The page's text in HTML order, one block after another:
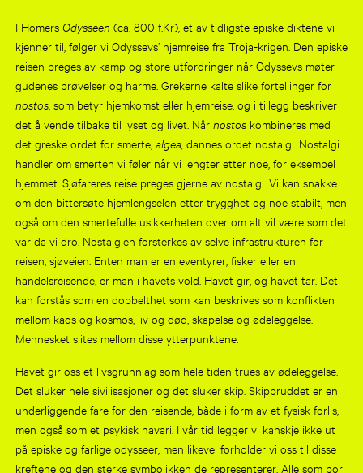
I Homers Odysseen (ca. 800 f.Kr), et av tidligste episke diktene vi
kjenner til, følger vi Odyssevs’ hjemreise fra Troja-krigen. Den episke
reisen preges av kamp og store utfordringer når Odyssevs møter
gudenes prøvelser og harme. Grekerne kalte slike fortellinger for
nostos, som betyr hjemkomst eller hjemreise, og i tillegg beskriver
det å vende tilbake til lyset og livet. Når nostoskombineres med
det greske ordet for smerte, algea, dannes ordet nostalgi. Nostalgi
handler om smerten vi føler når vi lengter etter noe, for eksempel
hjemmet. Sjøfareres reise preges gjerne av nostalgi. Vi kan snakke
om den bittersøte hjemlengselen etter trygghet og noe stabilt, men
også om den smertefulle usikkerheten over om alt vil være som det
var da vi dro. Nostalgien forsterkes av selve infrastrukturen for
reisen, sjøveien. Enten man er en eventyrer, fisker eller en
handelsreisende, er man i havets vold. Havet gir, og havet tar. Det
kan forstås som en dobbelthet som kan beskrives som konflikten
mellom kaos og kosmos, liv og død, skapelse og ødeleggelse.
Mennesket slites mellom disse ytterpunktene.
Havet gir oss et livsgrunnlag som hele tiden trues av ødeleggelse.
Det sluker hele sivilisasjoner og det sluker skip. Skipbruddet er en
underliggende fare for den reisende, både i form av et fysisk forlis,
men også som et psykisk havari. I vår tid legger vi kanskje ikke ut
på episke og farlige odysseer, men likevel forholder vi oss til disse
kreftene og den sterke symbolikken de representerer. Alle som bor